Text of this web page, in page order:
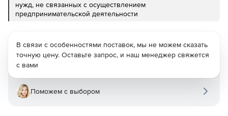
нужд, не связанных с осуществлением
предпринимательской деятельности
В связи с особенностями поставок, мы не можем сказать
точную цену. Оставьте запрос, и наш менеджер свяжется
с вами
Поможем с выбором